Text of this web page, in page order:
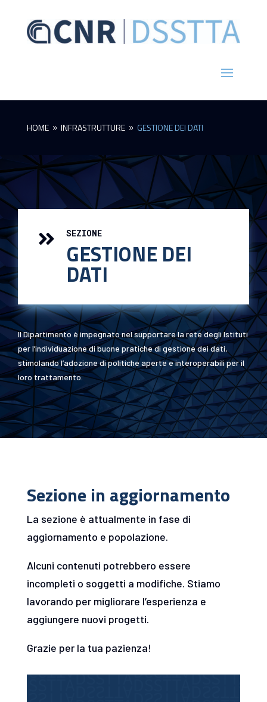
HOME 9 INFRASTRUTTURE 9 GESTIONE DEI DATI
 SEZIONE
GESTIONE DEI
DATI
Il Dipartimento è impegnato nel supportare la rete degli Istituti
per l’individuazione di buone pratiche di gestione dei dati,
stimolando l’adozione di politiche aperte e interoperabili per il
loro trattamento.
Sezione in aggiornamento
La sezione è attualmente in fase di
aggiornamento e popolazione.
Alcuni contenuti potrebbero essere
incompleti o soggetti a modifiche. Stiamo
lavorando per migliorare l’esperienza e
aggiungere nuovi progetti.
Grazie per la tua pazienza!